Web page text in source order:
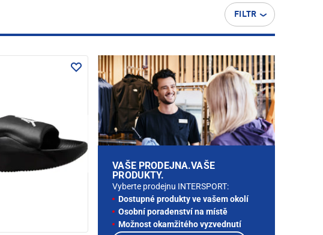
FILTR
VAŠE PRODEJNA.VAŠE
PRODUKTY.
Vyberte prodejnu INTERSPORT:
Dostupné produkty ve vašem okolí
Osobní poradenství na místě
Možnost okamžitého vyzvednutí